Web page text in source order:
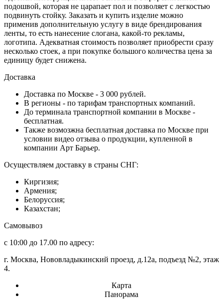
подошвой, которая не царапает пол и позволяет с легкостью
подвинуть стойку. Заказать и купить изделие можно
применив дополнительную услугу в виде брендирования
ленты, то есть нанесение слогана, какой-то рекламы,
логотипа. Адекватная стоимость позволяет приобрести сразу
несколько стоек, а при покупке большого количества цена за
единицу будет снижена.
Доставка
Доставка по Москве - 3 000 рублей.
В регионы - по тарифам транспортных компаний.
До терминала транспортной компании в Москве -
бесплатная.
Также возмозжна бесплатная доставка по Москве при
условии видео отзыва о продукции, купленной в
компании Арт Барьер.
Осуществляем доставку в страны СНГ:
Киргизия;
Армения;
Белоруссия;
Казахстан;
Самовывоз
с 10:00 до 17.00 по адресу:
г. Москва, Нововладыкинский проезд, д.12а, подъезд №2, этаж
4.
Карта
Панорама